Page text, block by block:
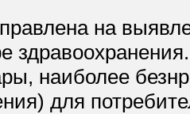
на
наиболее
для